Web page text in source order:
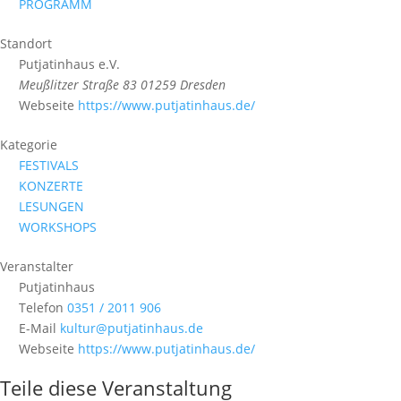
PROGRAMM
Standort
Putjatinhaus e.V.
Meußlitzer Straße 83 01259 Dresden
Webseite https://www.putjatinhaus.de/
Kategorie
FESTIVALS
KONZERTE
LESUNGEN
WORKSHOPS
Veranstalter
Putjatinhaus
Telefon 0351 / 2011 906
E-Mail kultur@putjatinhaus.de
Webseite https://www.putjatinhaus.de/
Teile diese Veranstaltung